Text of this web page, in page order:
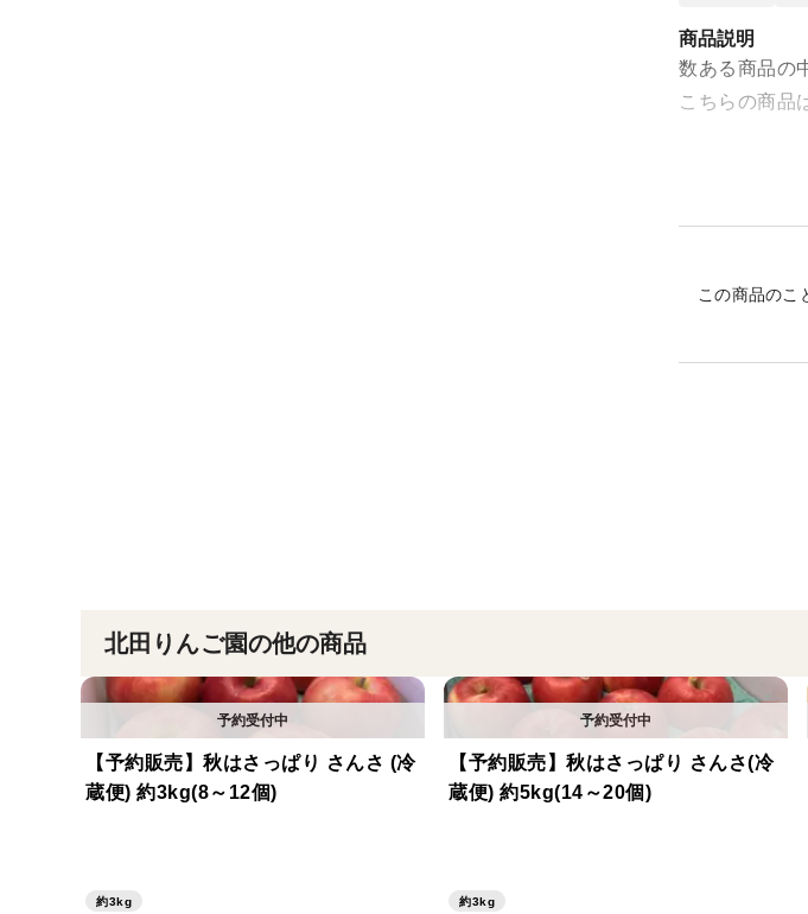
商品説明
数ある商品の
こちらの商品
商品は北田り
りのタイミ
うか。もちろ
・お客様のご
だきます。予
・お客様のご
品・交換の対
この商品のこ
北田りんご園の他の商品
【予約販売】秋はさっぱり さんさ (冷
蔵便) 約3kg(8～12個)
約3kg
【予約販売】秋はさっぱり さんさ(冷
蔵便) 約5kg(14～20個)
約3kg